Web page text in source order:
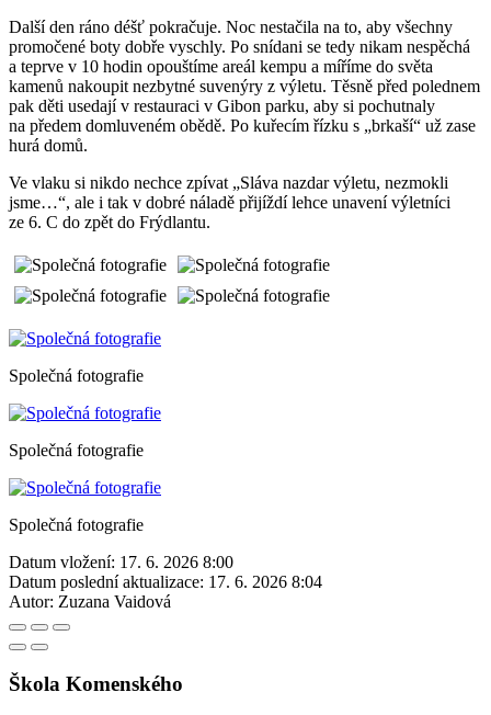
Další den ráno déšť pokračuje. Noc nestačila na to, aby všechny
promočené boty dobře vyschly. Po snídani se tedy nikam nespěchá
a teprve v 10 hodin opouštíme areál kempu a míříme do světa
kamenů nakoupit nezbytné suvenýry z výletu. Těsně před polednem
pak děti usedají v restauraci v Gibon parku, aby si pochutnaly
na předem domluveném obědě. Po kuřecím řízku s „brkaší“ už zase
hurá domů.
Ve vlaku si nikdo nechce zpívat „Sláva nazdar výletu, nezmokli
jsme…“, ale i tak v dobré náladě přijíždí lehce unavení výletníci
ze 6. C do zpět do Frýdlantu.
Společná fotografie
Společná fotografie
Společná fotografie
Datum vložení: 17. 6. 2026 8:00
Datum poslední aktualizace: 17. 6. 2026 8:04
Autor: Zuzana Vaidová
Škola Komenského